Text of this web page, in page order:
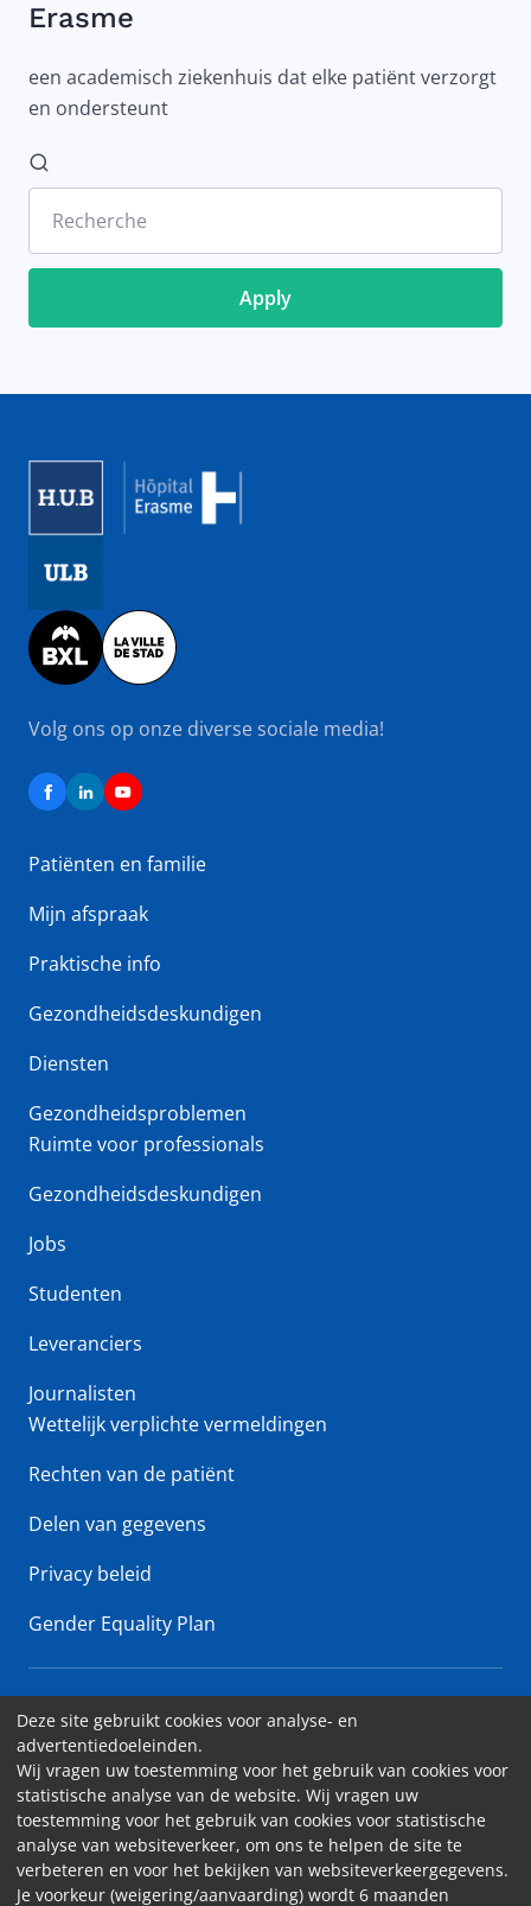
Erasme
een academisch ziekenhuis dat elke patiënt verzorgt
en ondersteunt
Recherche
Image
Volg ons op onze diverse sociale media!
Patiënten en familie
Mijn afspraak
Praktische info
Gezondheidsdeskundigen
Diensten
Gezondheidsproblemen
Ruimte voor professionals
Gezondheidsdeskundigen
Jobs
Studenten
Leveranciers
Journalisten
Wettelijk verplichte vermeldingen
Rechten van de patiënt
Delen van gegevens
Privacy beleid
Gender Equality Plan
Toegankelijkheid
Contact
Cookies
Wettelijk vermeldingen
Deze site gebruikt cookies voor analyse- en
advertentiedoeleinden.
Wij vragen uw toestemming voor het gebruik van cookies voor
statistische analyse van de website. Wij vragen uw
toestemming voor het gebruik van cookies voor statistische
analyse van websiteverkeer, om ons te helpen de site te
verbeteren en voor het bekijken van websiteverkeergegevens.
Je voorkeur (weigering/aanvaarding) wordt 6 maanden